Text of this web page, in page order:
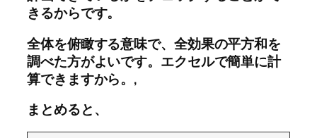
きるからです。
全体を俯瞰する意味で、全効果の平方和を
調べた方がよいです。エクセルで簡単に計
算できますから。,
まとめると、